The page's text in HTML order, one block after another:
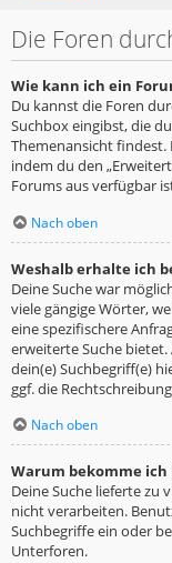
Die Foren
Wie kann ich ein
Du kannst die Foren
Suchbox eingibst, die
Themenansicht
indem du den
Forums aus verfügbar
Nach oben
Weshalb erhalte ich
Deine Suche war
viele gängige Wörter,
eine spezifischere
erweiterte Suche
dein(e) Suchbegriff(e)
ggf. die
Nach oben
Warum bekomme ich
Deine Suche lieferte zu
nicht verarbeiten.
Suchbegriffe ein oder
Unterforen.